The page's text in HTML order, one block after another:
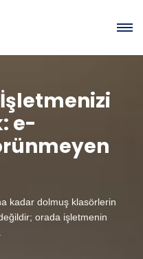
İşletmenizi
e-
kadar dolmuş klasörlerin
orada işletmenin